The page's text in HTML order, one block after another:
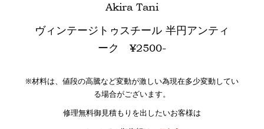
Akira Tani
ヴィンテージトゥスチール 半円アンティ
ーク ¥2500-
※材料は、値段の高騰など変動が激しい為現在多少変動してい
る場合がございます。
修理無料御見積もりを出したいお客様は